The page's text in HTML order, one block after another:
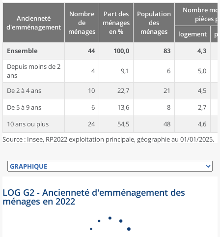
Ancienneté
d'emménagement
Nombre
de
ménages
Part des
ménages
en %
Population
des
ménages
Nombre
pièces
logement
Ensemble
44 100,0 83
4,3
Depuis moins de 2
ans
4 9,1 6 5,0
De 2 à 4 ans 10 22,7 21
4,5
De 5 à 9 ans
6 13,6 8
2,7
10 ans ou plus
24 54,5 48
4,6
Source : Insee, RP2022 exploitation principale, géographie au 01/01/2025.
LOG G2 - Ancienneté d'emménagement des
ménages en 2022